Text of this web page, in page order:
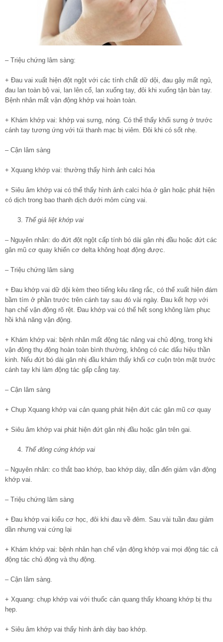
– Triệu chứng lâm sàng:
+ Đau vai xuất hiện đột ngột với các tính chất dữ dội, đau gây mất ngủ,
đau lan toàn bộ vai, lan lên cổ, lan xuống tay, đôi khi xuống tận bàn tay.
Bệnh nhân mất vận động khớp vai hoàn toàn.
+ Khám khớp vai: khớp vai sưng, nóng. Có thể thấy khối sưng ở trước
cánh tay tương ứng với túi thanh mạc bị viêm. Đôi khi có sốt nhẹ.
– Cận lâm sàng
+ Xquang khớp vai: thường thấy hình ảnh calci hóa
+ Siêu âm khớp vai có thể thấy hình ảnh calci hóa ở gân hoặc phát hiện
có dịch trong bao thanh dịch dưới mỏm cùng vai.
Thể giả liệt khớp vai
– Nguyên nhân: do đứt đột ngột cấp tính bó dài gân nhị đầu hoặc đứt các
gân mũ cơ quay khiến cơ delta không hoạt động được.
– Triệu chứng lâm sàng
+ Đau khớp vai dữ dội kèm theo tiếng kêu răng rắc, có thể xuất hiện đám
bầm tím ở phần trước trên cánh tay sau đó vài ngày. Đau kết hợp với
hạn chế vận động rõ rệt. Đau khớp vai có thể hết song không làm phục
hồi khả năng vận động.
+ Khám khớp vai: bệnh nhân mất động tác nâng vai chủ động, trong khi
vận động thụ động hoàn toàn bình thường, không có các dấu hiệu thần
kinh. Nếu đứt bó dài gân nhị đầu khám thấy khối cơ cuộn tròn mặt trước
cánh tay khi làm động tác gấp cẳng tay.
– Cận lâm sàng
+ Chụp Xquang khớp vai cản quang phát hiện đứt các gân mũ cơ quay
+ Siêu âm khớp vai phát hiện đứt gân nhị đầu hoặc gân trên gai.
Thể đông cứng khớp vai
– Nguyên nhân: co thắt bao khớp, bao khớp dày, dẫn đến giảm vận động
khớp vai.
– Triệu chứng lâm sàng
+ Đau khớp vai kiểu cơ học, đôi khi đau về đêm. Sau vài tuần đau giảm
dần nhưng vai cứng lại
+ Khám khớp vai: bệnh nhân hạn chế vận động khớp vai mọi động tác cả
động tác chủ động và thụ động.
– Cận lâm sàng.
+ Xquang: chụp khớp vai với thuốc cản quang thấy khoang khớp bị thu
hẹp.
+ Siêu âm khớp vai thấy hình ảnh dày bao khớp.